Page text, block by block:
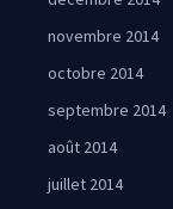
novembre 2014
octobre 2014
septembre 2014
août 2014
juillet 2014